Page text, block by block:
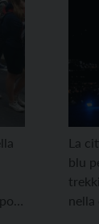
La
blu
nella